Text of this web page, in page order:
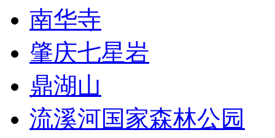
南华寺
肇庆七星岩
鼎湖山
流溪河国家森林公园